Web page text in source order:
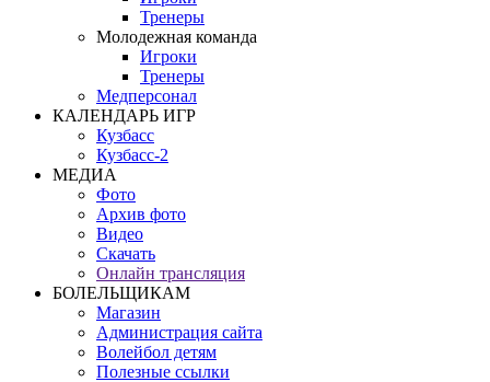
Тренеры
Молодежная команда
Игроки
Тренеры
Медперсонал
КАЛЕНДАРЬ ИГР
Кузбасс
Кузбасс-2
МЕДИА
Фото
Архив фото
Видео
Скачать
Онлайн трансляция
БОЛЕЛЬЩИКАМ
Магазин
Администрация сайта
Волейбол детям
Полезные ссылки